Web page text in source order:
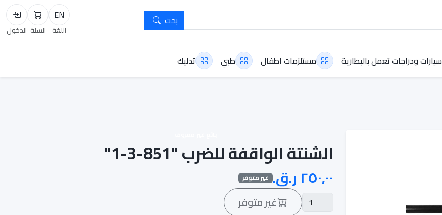
بحث EN
اللغة
السلة
السلة الدخول
سيارات ودراجات تعمل بالبطارية مستلزمات اطفال طبي تدليك
الشنتة الواقفة للضرب "851-3-1"
غير متوفر
غير متوفر